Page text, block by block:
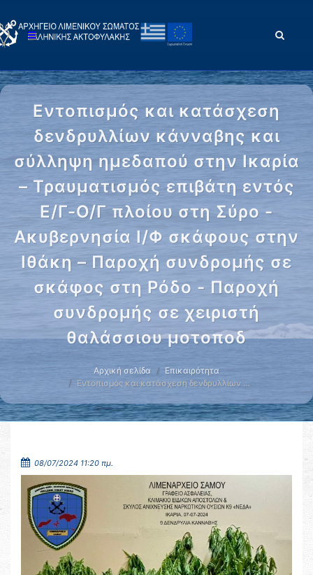
Εντοπισμός και κατάσχεση
δενδρυλλίων κάνναβης και
σύλληψη ημεδαπού στην Ικαρία
– Τραυματισμός επιβάτη εντός
Ε/Γ-Ο/Γ πλοίου στη Σύρο -
Ακυβερνησία Ι/Φ σκάφους στην
Ιθάκη – Παροχή συνδρομής σε
σκάφος στη Ρόδο - Παροχή
συνδρομής σε χειριστή
θαλάσσιου μοτοποδ
Αρχική σελίδα
Επικαιρότητα
Εντοπισμός και κατάσχεση δενδρυλλίων …
08/07/2024 11:20 πμ.